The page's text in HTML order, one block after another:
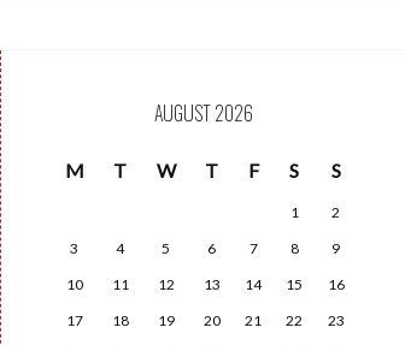
AUGUST 2026
M T W T F S S
1
2
3
4 5 6 7 8
9
10
11 12 13 14 15
16
17
18 19 20 21 22
23